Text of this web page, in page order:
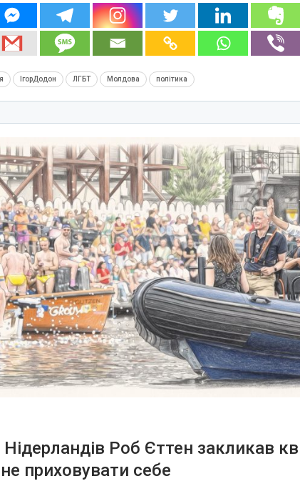
ІгорДодон ЛГБТ Молдова політика
Роб Єттен закликав
приховувати себе